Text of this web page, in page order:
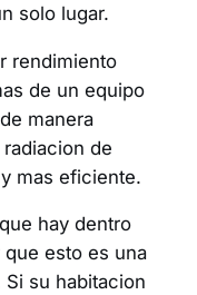
solo lugar.
rendimiento
de un equipo
manera
de
mas eficiente.
hay dentro
esto es una
su habitacion